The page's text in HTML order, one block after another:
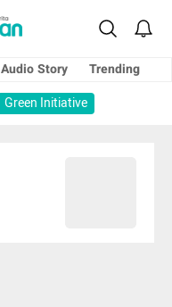
Audio Story
Trending
Green Initiative